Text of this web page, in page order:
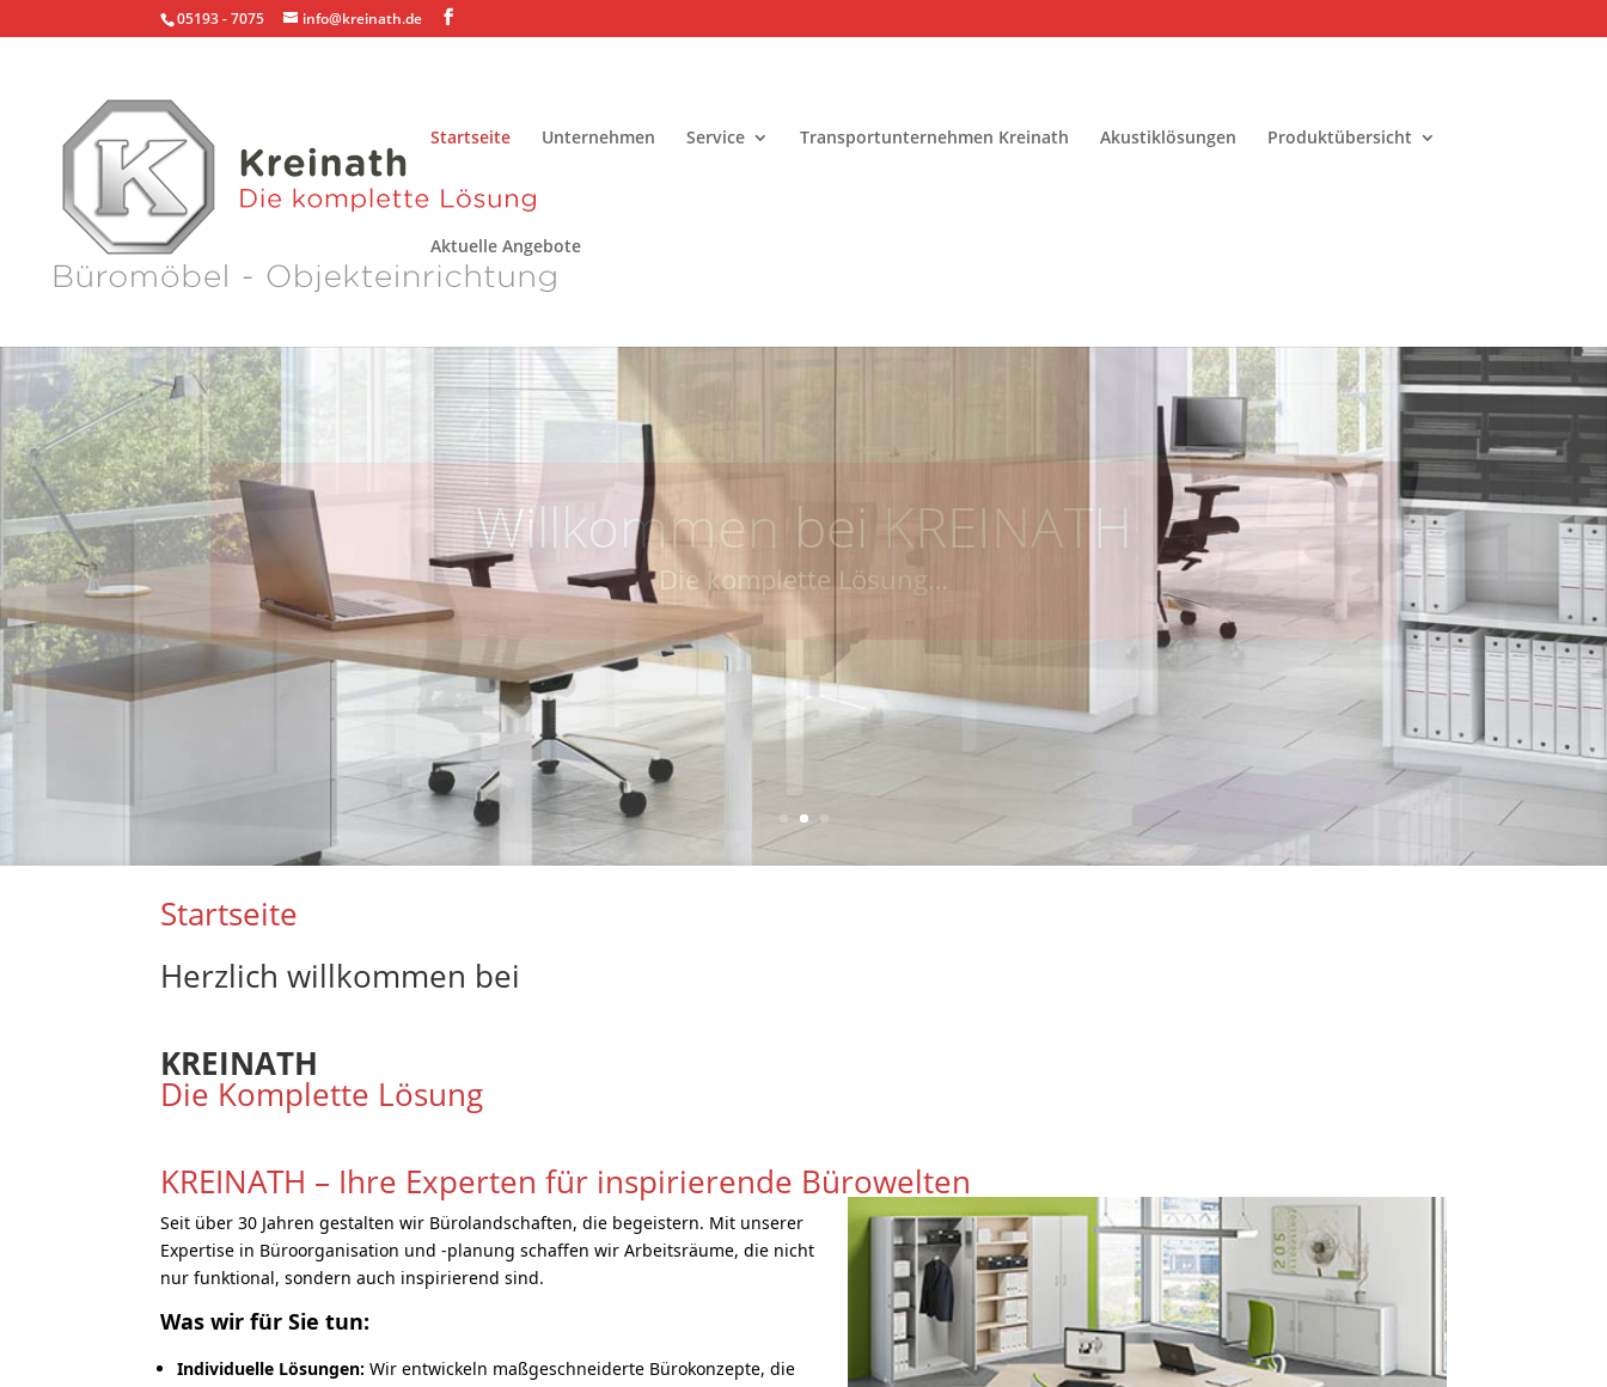
05193 - 7075 info@kreinath.de
Startseite Unternehmen Service Transportunternehmen Kreinath Akustiklösungen Produktübersicht
Aktuelle Angebote
Ihr Partner für Büroeinrichtungen
Startseite
Herzlich willkommen bei
KREINATH
Die Komplette Lösung
KREINATH – Ihre Experten für inspirierende Bürowelten
Seit über 30 Jahren gestalten wir Bürolandschaften, die begeistern. Mit unserer
Expertise in Büroorganisation und -planung schaffen wir Arbeitsräume, die nicht
nur funktional, sondern auch inspirierend sind.
Was wir für Sie tun:
Individuelle Lösungen: Wir entwickeln maßgeschneiderte Bürokonzepte, die